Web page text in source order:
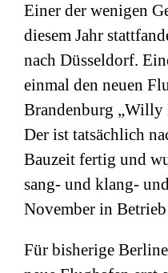
Einer der wenigen
diesem Jahr
nach Düsseldorf.
einmal den neuen
Brandenburg „Willy
Der ist tatsächlich
Bauzeit fertig und
sang- und klang-
November in
Für bisherige